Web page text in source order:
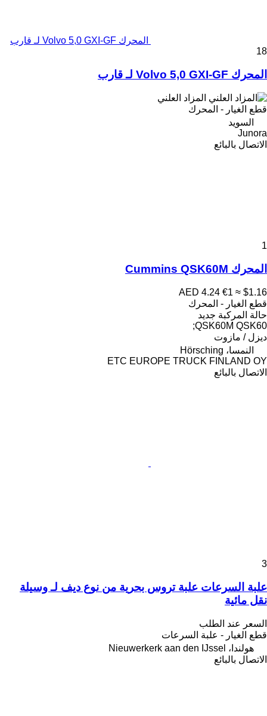
المحرك Volvo 5,0 GXI-GF لـ قارب
18
المحرك Volvo 5,0 GXI-GF لـ قارب
المزاد العلني
قطع الغيار - المحرك
السويد
Junora
الاتصال بالبائع
1
المحرك Cummins QSK60M
AED 4.24 €1 ≈ $1.16
قطع الغيار - المحرك
حالة المركبة جديد
QSK60M QSK60;
ديزل / مازوت
النمسا، Hörsching
ETC EUROPE TRUCK FINLAND OY
الاتصال بالبائع
3
علبة السرعات علبة تروس بحرية من نوع ديف لـ وسيلة
نقل مائية
السعر عند الطلب
قطع الغيار - علبة السرعات
هولندا، Nieuwerkerk aan den IJssel
الاتصال بالبائع